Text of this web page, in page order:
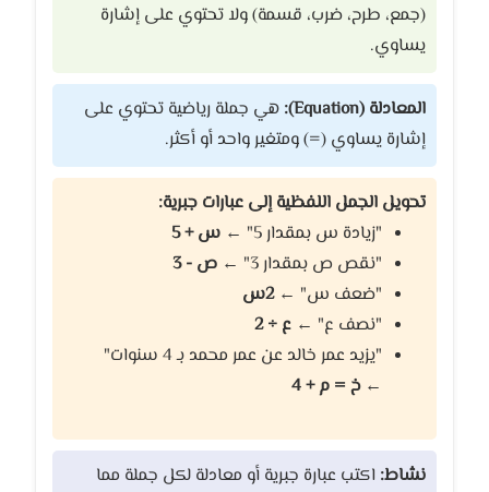
(جمع، طرح، ضرب، قسمة) ولا تحتوي على إشارة
يساوي.
المعادلة (Equation):
هي جملة رياضية تحتوي على
إشارة يساوي (=) ومتغير واحد أو أكثر.
تحويل الجمل اللفظية إلى عبارات جبرية:
"زيادة س بمقدار 5" ←
س + 5
"نقص ص بمقدار 3" ←
ص - 3
"ضعف س" ←2س
"نصف ع" ← ع ÷ 2
"يزيد عمر خالد عن عمر محمد بـ 4 سنوات"
←خ = م + 4
نشاط: اكتب عبارة جبرية أو معادلة لكل جملة مما